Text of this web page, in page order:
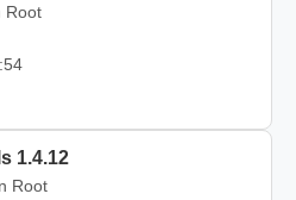
Root
1.4.12
Root